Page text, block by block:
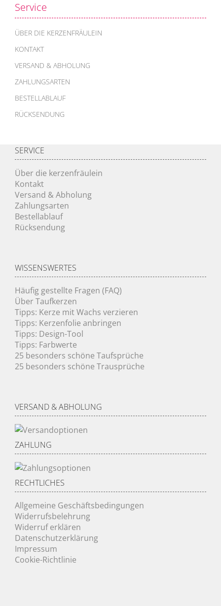
Service
ÜBER DIE KERZENFRÄULEIN
KONTAKT
VERSAND & ABHOLUNG
ZAHLUNGSARTEN
BESTELLABLAUF
RÜCKSENDUNG
SERVICE
Über die kerzenfräulein
Kontakt
Versand & Abholung
Zahlungsarten
Bestellablauf
Rücksendung
WISSENSWERTES
Häufig gestellte Fragen (FAQ)
Über Taufkerzen
Tipps: Kerze mit Wachs verzieren
Tipps: Kerzenfolie anbringen
Tipps: Design-Tool
Tipps: Farbwerte
25 besonders schöne Taufsprüche
25 besonders schöne Trausprüche
VERSAND & ABHOLUNG
ZAHLUNG
RECHTLICHES
Allgemeine Geschäftsbedingungen
Widerrufsbelehrung
Widerruf erklären
Datenschutzerklärung
Impressum
Cookie-Richtlinie